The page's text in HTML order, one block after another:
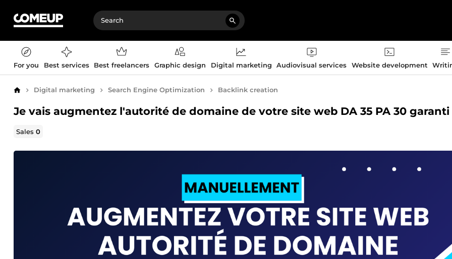
For you Best services Best freelancers Graphic design Digital marketing Audiovisual services Website development
Home Digital marketing Search Engine Optimization Backlink creation
Je vais augmentez l'autorité de domaine de votre site web DA 35 PA 30 garanti
Sales0